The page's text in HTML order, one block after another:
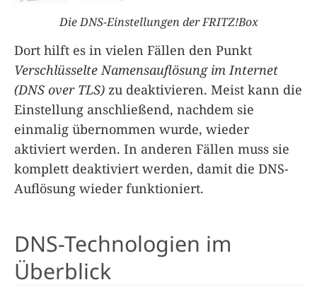
Die DNS-Einstellungen der FRITZ!Box
Dort hilft es in vielen Fällen den Punkt
Verschlüsselte Namensauflösung im Internet
(DNS over TLS) zu deaktivieren. Meist kann die
Einstellung anschließend, nachdem sie
einmalig übernommen wurde, wieder
aktiviert werden. In anderen Fällen muss sie
komplett deaktiviert werden, damit die DNS-
Auflösung wieder funktioniert.
DNS-Technologien im
Überblick